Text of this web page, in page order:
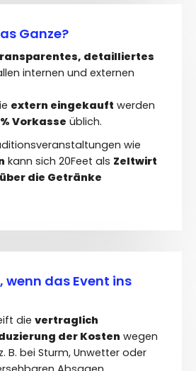
Ganze?
detailliertes
internen und externen
extern eingekauft werden
Vorkasse üblich.
wie
kann sich 20Feet als Zeltwirt
die Getränke
wenn das Event ins
die vertraglich
der Kosten wegen
B. bei Sturm, Unwetter oder